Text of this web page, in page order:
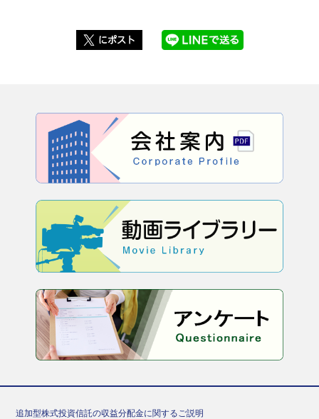
追加型株式投資信託の収益分配金に関するご説明